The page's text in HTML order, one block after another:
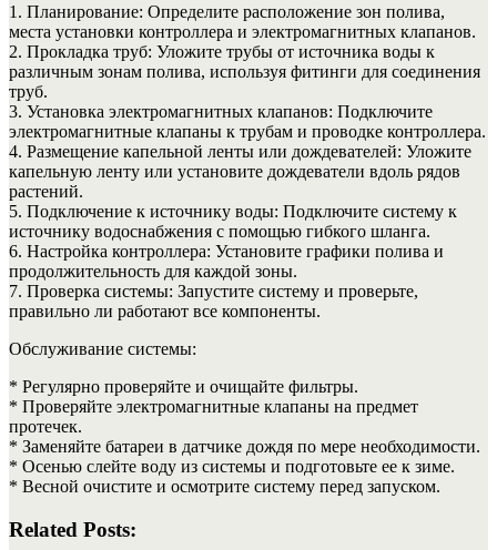
1. Планирование: Определите расположение зон полива,
места установки контроллера и электромагнитных клапанов.
2. Прокладка труб: Уложите трубы от источника воды к
различным зонам полива, используя фитинги для соединения
труб.
3. Установка электромагнитных клапанов: Подключите
электромагнитные клапаны к трубам и проводке контроллера.
4. Размещение капельной ленты или дождевателей: Уложите
капельную ленту или установите дождеватели вдоль рядов
растений.
5. Подключение к источнику воды: Подключите систему к
источнику водоснабжения с помощью гибкого шланга.
6. Настройка контроллера: Установите графики полива и
продолжительность для каждой зоны.
7. Проверка системы: Запустите систему и проверьте,
правильно ли работают все компоненты.
Обслуживание системы:
* Регулярно проверяйте и очищайте фильтры.
* Проверяйте электромагнитные клапаны на предмет
протечек.
* Заменяйте батареи в датчике дождя по мере необходимости.
* Осенью слейте воду из системы и подготовьте ее к зиме.
* Весной очистите и осмотрите систему перед запуском.
Related Posts: